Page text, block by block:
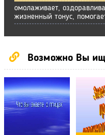
омолаживает,
жизненный тонус,
Возможно Вы